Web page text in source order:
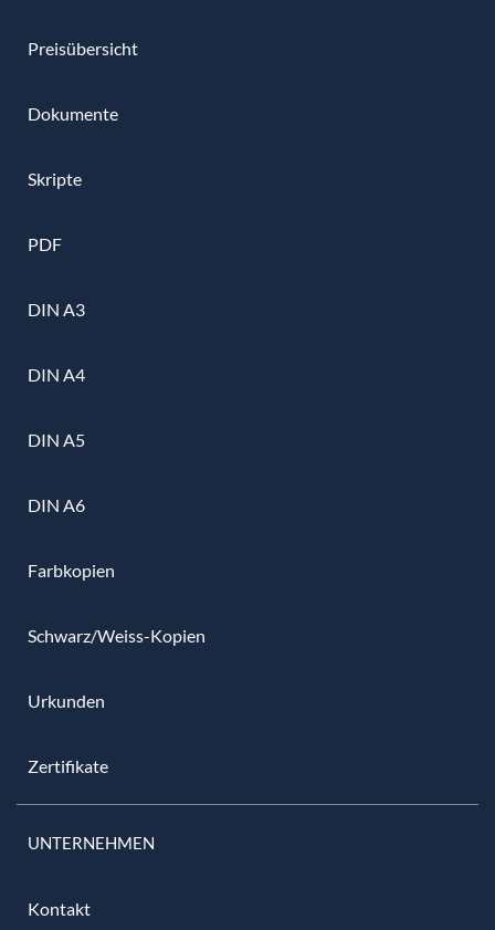
Preisübersicht
Dokumente
Skripte
PDF
DIN A3
DIN A4
DIN A5
DIN A6
Farbkopien
Schwarz/Weiss-Kopien
Urkunden
Zertifikate
UNTERNEHMEN
Kontakt